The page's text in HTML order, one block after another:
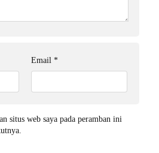
Email *
situs web saya pada peramban ini